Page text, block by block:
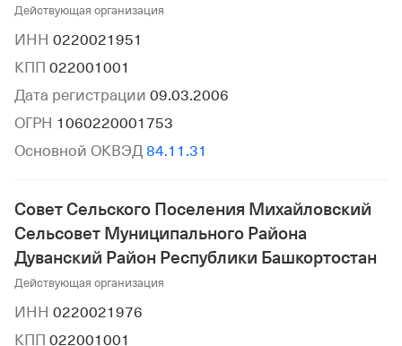
Действующая организация
ИНН 0220021951
КПП 022001001
Дата регистрации 09.03.2006
ОГРН 1060220001753
Основной ОКВЭД 84.11.31
Совет Сельского Поселения Михайловский
Сельсовет Муниципального Района
Дуванский Район Республики Башкортостан
Действующая организация
ИНН 0220021976
КПП 022001001